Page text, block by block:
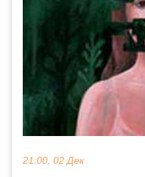
21:00, 02 Дек